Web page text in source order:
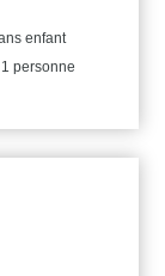
enfant
personne